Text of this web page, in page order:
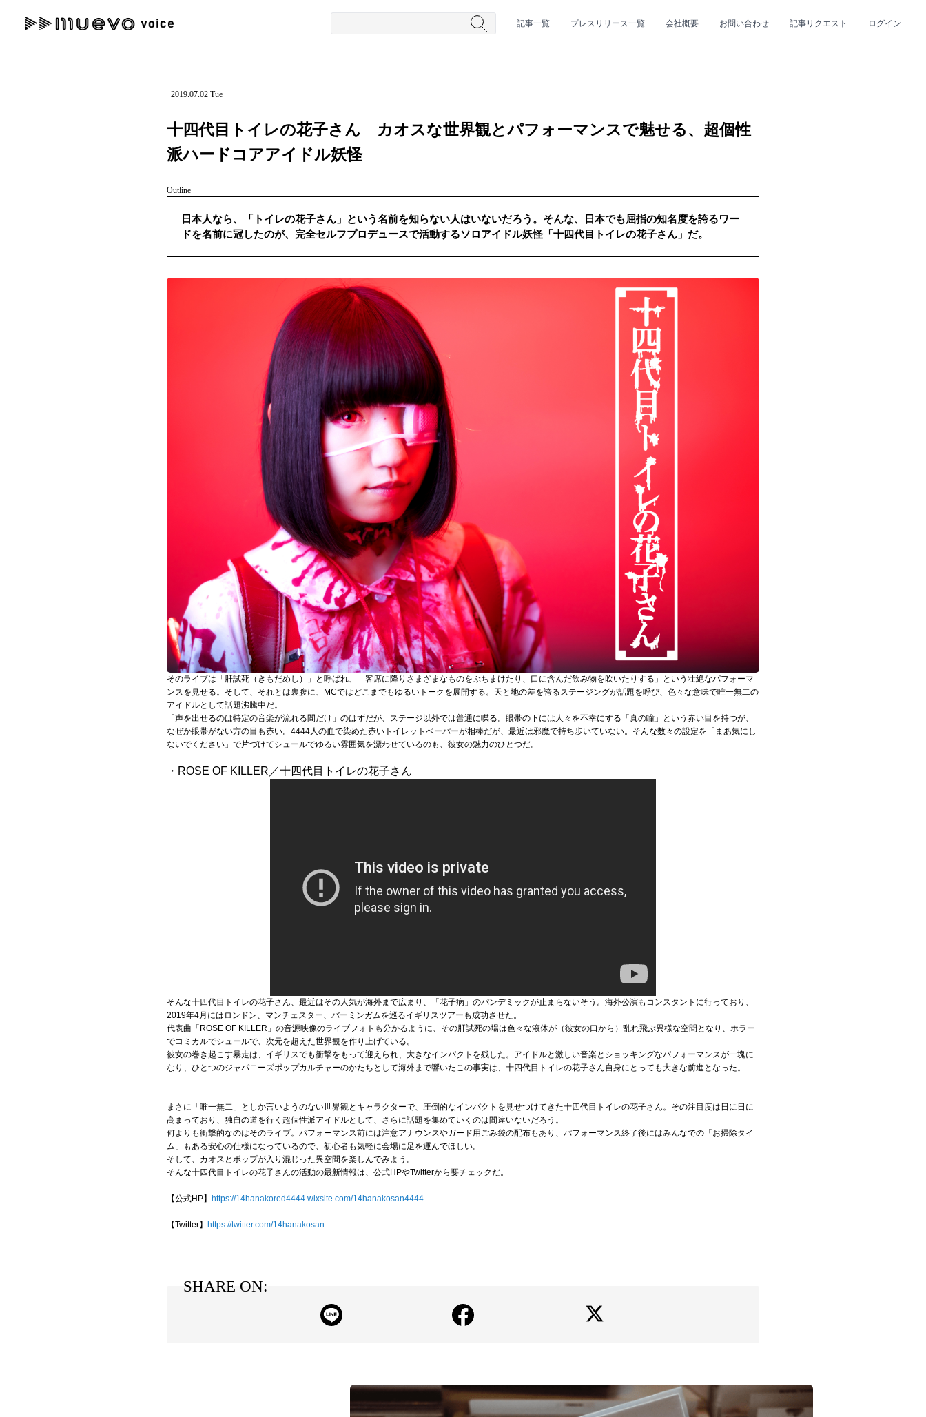
記事一覧 プレスリリース一覧 会社概要 お問い合わせ 記事リクエスト ログイン
#ロック #男性シンガー #HR/HM #女性シンガー #ヒップホップ #男性シンガーグループ #R&B/ソウル
"読者の声を形にする”音楽特化メディア
2019.07.02 Tue
十四代目トイレの花子さん カオスな世界観とパフォーマンスで魅せる、超個性
派ハードコアアイドル妖怪
Outline
日本人なら、「トイレの花子さん」という名前を知らない人はいないだろう。そんな、日本でも屈指の知名度を誇るワー
ドを名前に冠したのが、完全セルフプロデュースで活動するソロアイドル妖怪「十四代目トイレの花子さん」だ。
そのライブは「肝試死（きもだめし）」と呼ばれ、「客席に降りさまざまなものをぶちまけたり、口に含んだ飲み物を吹いたりする」という壮絶なパフォーマ
ンスを見せる。そして、それとは裏腹に、MCではどこまでもゆるいトークを展開する。天と地の差を誇るステージングが話題を呼び、色々な意味で唯一無二の
アイドルとして話題沸騰中だ。
「声を出せるのは特定の音楽が流れる間だけ」のはずだが、ステージ以外では普通に喋る。眼帯の下には人々を不幸にする「真の瞳」という赤い目を持つが、
なぜか眼帯がない方の目も赤い。4444人の血で染めた赤いトイレットペーパーが相棒だが、最近は邪魔で持ち歩いていない。そんな数々の設定を「まあ気にし
ないでください」で片づけてシュールでゆるい雰囲気を漂わせているのも、彼女の魅力のひとつだ。
・ROSE OF KILLER／十四代目トイレの花子さん
そんな十四代目トイレの花子さん、最近はその人気が海外まで広まり、「花子病」のパンデミックが止まらないそう。海外公演もコンスタントに行っており、
2019年4月にはロンドン、マンチェスター、バーミンガムを巡るイギリスツアーも成功させた。
代表曲「ROSE OF KILLER」の音源映像のライブフォトも分かるように、その肝試死の場は色々な液体が（彼女の口から）乱れ飛ぶ異様な空間となり、ホラー
でコミカルでシュールで、次元を超えた世界観を作り上げている。
彼女の巻き起こす暴走は、イギリスでも衝撃をもって迎えられ、大きなインパクトを残した。アイドルと激しい音楽とショッキングなパフォーマンスが一塊に
なり、ひとつのジャパニーズポップカルチャーのかたちとして海外まで響いたこの事実は、十四代目トイレの花子さん自身にとっても大きな前進となった。
まさに「唯一無二」としか言いようのない世界観とキャラクターで、圧倒的なインパクトを見せつけてきた十四代目トイレの花子さん。その注目度は日に日に
高まっており、独自の道を行く超個性派アイドルとして、さらに話題を集めていくのは間違いないだろう。
何よりも衝撃的なのはそのライブ。パフォーマンス前には注意アナウンスやガード用ごみ袋の配布もあり、パフォーマンス終了後にはみんなでの「お掃除タイ
ム」もある安心の仕様になっているので、初心者も気軽に会場に足を運んでほしい。
そして、カオスとポップが入り混じった異空間を楽しんでみよう。
そんな十四代目トイレの花子さんの活動の最新情報は、公式HPやTwitterから要チェックだ。
【公式HP】 https://14hanakored4444.wixsite.com/14hanakosan4444
【Twitter】 https://twitter.com/14hanakosan
SHARE ON: